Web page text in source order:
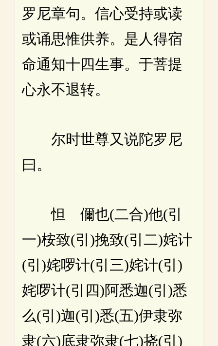
罗尼章句。信心受持或读
或诵思惟供养。是人得宿
命通知十四生事。于菩提
心永不退转。
尔时世尊又说陀罗尼
曰。
怛 儞也(二合)他(引
一)桉致(引)挽致(引二)姹计
(引)姹啰计(引三)姹计(引)
姹啰计(引四)阿悉迦(引)悉
么(引)迦(引)悉(五)伊隶弥
隶(六)底隶弥隶(七)挠(引)